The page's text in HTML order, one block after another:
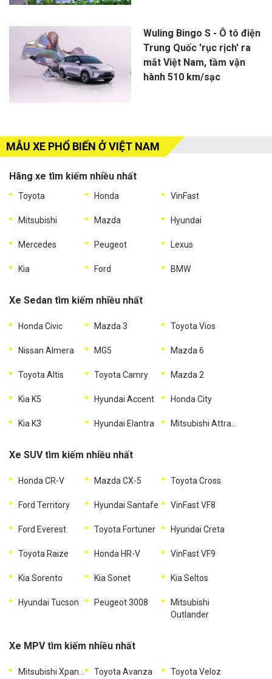
Wuling Bingo S - Ô tô điện
Trung Quốc 'rục rịch' ra
mắt Việt Nam, tầm vận
hành 510 km/sạc
MẪU XE PHỔ BIẾN Ở VIỆT NAM
Hãng xe tìm kiếm nhiều nhất
Toyota Honda VinFast
Mitsubishi Mazda Hyundai
Mercedes Peugeot Lexus
Kia Ford BMW
Xe Sedan tìm kiếm nhiều nhất
Honda Civic Mazda 3 Toyota Vios
Nissan Almera MG5 Mazda 6
Toyota Altis Toyota Camry Mazda 2
Kia K5 Hyundai Accent Honda City
Kia K3 Hyundai Elantra
Xe SUV tìm kiếm nhiều nhất
Honda CR-V Mazda CX-5 Toyota Cross
Ford Territory Hyundai Santafe VinFast VF8
Ford Everest Toyota Fortuner Hyundai Creta
Toyota Raize Honda HR-V VinFast VF9
Kia Sorento Kia Sonet Kia Seltos
Hyundai Tucson Peugeot 3008
Mitsubishi
Outlander
Xe MPV tìm kiếm nhiều nhất
Toyota Avanza Toyota Veloz